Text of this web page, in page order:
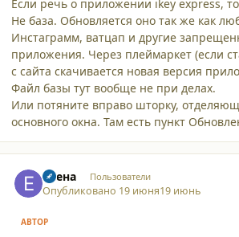
Если речь о приложении ikey express,
Не база. Обновляется оно так же как
Инстаграмм, ватцап и другие
приложения. Через плеймаркет (если
с сайта скачивается новая версия
Файл базы тут вообще не при делах.
Или потяните вправо шторку,
основного окна. Там есть пункт
Елена Пользователи
Опубликовано 19 июня19 июнь
АВТОР